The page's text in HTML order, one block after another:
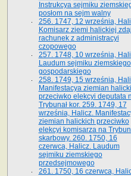
Instrukcya sejmiku
posłom na sejm walny
256. 1747, 12 września,
Komisarz ziemi halickiej
rachunek z administracyi
czopowego
257. 1748, 10 września,
Laudum sejmiku ziemskiego
gospodarskiego
258. 1749, 15 września,
Manifestacya ziemian
przeciwko elekcyi deputata
Trybunał kor. 259. 1749, 17
września, Halicz.
ziemian halickich przeciwko
elekcyi komisarza na
skarbowy. 260. 1750, 16
czerwca, Halicz. Laudum
sejmiku ziemskiego
przedsejmowego
261. 1750, 16 czerwca,